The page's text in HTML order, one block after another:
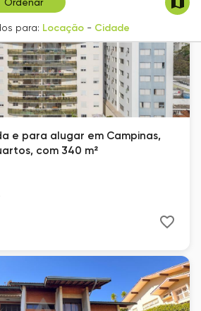
Ordenar
para: Locação - Cidade
e para alugar em Campinas,
com 340 m²